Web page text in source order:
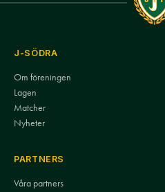
J-SÖDRA
Om föreningen
Lagen
Matcher
Nyheter
PARTNERS
Våra partners